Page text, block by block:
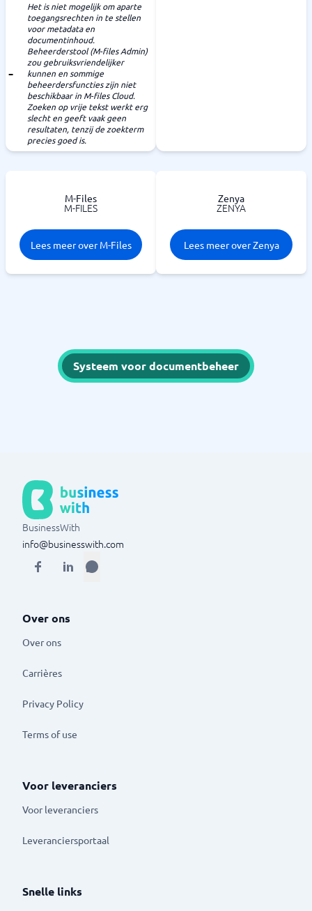
Het is niet mogelijk om aparte
toegangsrechten in te stellen
voor metadata en
documentinhoud.
Beheerderstool (M-files Admin)
zou gebruiksvriendelijker
kunnen en sommige
beheerdersfuncties zijn niet
beschikbaar in M-files Cloud.
Zoeken op vrije tekst werkt erg
slecht en geeft vaak geen
resultaten, tenzij de zoekterm
precies goed is.
M-Files
M-FILES
Lees meer over M-Files
Zenya
ZENYA
Lees meer over Zenya
Systeem voor documentbeheer
BusinessWith
info@businesswith.com
Over ons
Over ons
Carrières
Privacy Policy
Terms of use
Voor leveranciers
Voor leveranciers
Leveranciersportaal
Snelle links